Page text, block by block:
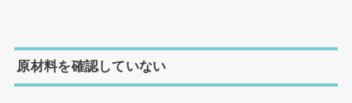
原材料を確認していない